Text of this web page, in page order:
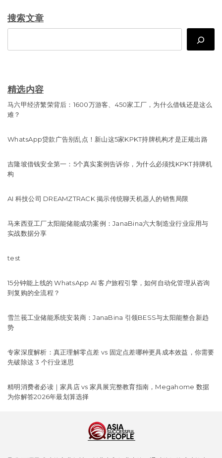
搜索文章
精选内容
马六甲经济繁荣背后：1600万游客、450家工厂，为什么借钱还是这么
难？
WhatsApp贷款广告别乱点！新山这5家KPKT持牌机构才是正规出路
吉隆坡借钱安全第一：5个真实案例告诉你，为什么必须找KPKT持牌机
构
AI 科技公司 DREAMZTRACK 揭示传统聊天机器人的销售局限
马来西亚工厂太阳能储能成功案例：JanaBina六大制造业行业应用与
实战数据分享
test
15分钟能上线的 WhatsApp AI 客户旅程引擎，如何自动化管理从咨询
到复购的全流程？
雪兰莪工业储能系统安装商：JanaBina 引领BESS与太阳能整合新趋
势
专家深度解析：真正理解零点差 vs 固定点差哪种更具成本效益，你需要
先破除这 3 个行业迷思
精明消费者必读｜家具店 vs 家具展完整教育指南，Megahome 数据
为你解答2026年最划算选择